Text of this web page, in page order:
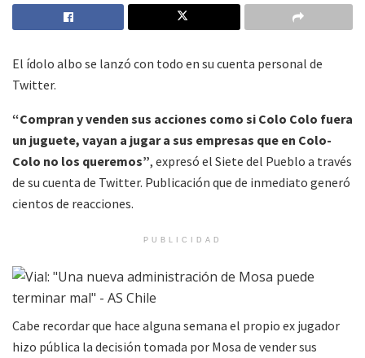
El ídolo albo se lanzó con todo en su cuenta personal de
Twitter.
“Compran y venden sus acciones como si Colo Colo fuera
un juguete, vayan a jugar a sus empresas que en Colo-
Colo no los queremos”, expresó el Siete del Pueblo a través
de su cuenta de Twitter. Publicación que de inmediato generó
cientos de reacciones.
PUBLICIDAD
Cabe recordar que hace alguna semana el propio ex jugador
hizo pública la decisión tomada por Mosa de vender sus